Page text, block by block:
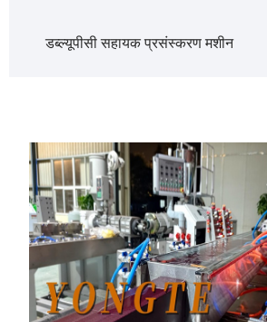
डब्ल्यूपीसी सहायक प्रसंस्करण मशीन